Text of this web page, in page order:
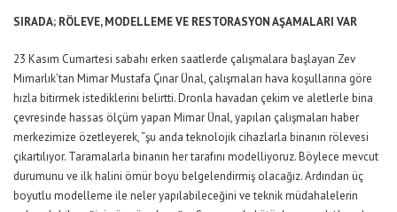
SIRADA; RÖLEVE, MODELLEME VE RESTORASYON AŞAMALARI VAR
23 Kasım Cumartesi sabahı erken saatlerde çalışmalara başlayan Zev
Mimarlık’tan Mimar Mustafa Çınar Ünal, çalışmaları hava koşullarına göre
hızla bitirmek istediklerini belirtti. Dronla havadan çekim ve aletlerle bina
çevresinde hassas ölçüm yapan Mimar Ünal, yapılan çalışmaları haber
merkezimize özetleyerek, “şu anda teknolojik cihazlarla binanın rölevesi
çıkartılıyor. Taramalarla binanın her tarafını modelliyoruz. Böylece mevcut
durumunu ve ilk halini ömür boyu belgelendirmiş olacağız. Ardından üç
boyutlu modelleme ile neler yapılabileceğini ve teknik müdahalelerin